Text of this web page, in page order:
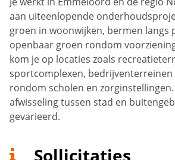
aan uiteenlopende
groen in woonwijken, bermen langs
openbaar groen rondom
kom je op locaties zoals
sportcomplexen, bedrijventerreinen
rondom scholen en
afwisseling tussen stad en
gevarieerd.
Sollicitaties